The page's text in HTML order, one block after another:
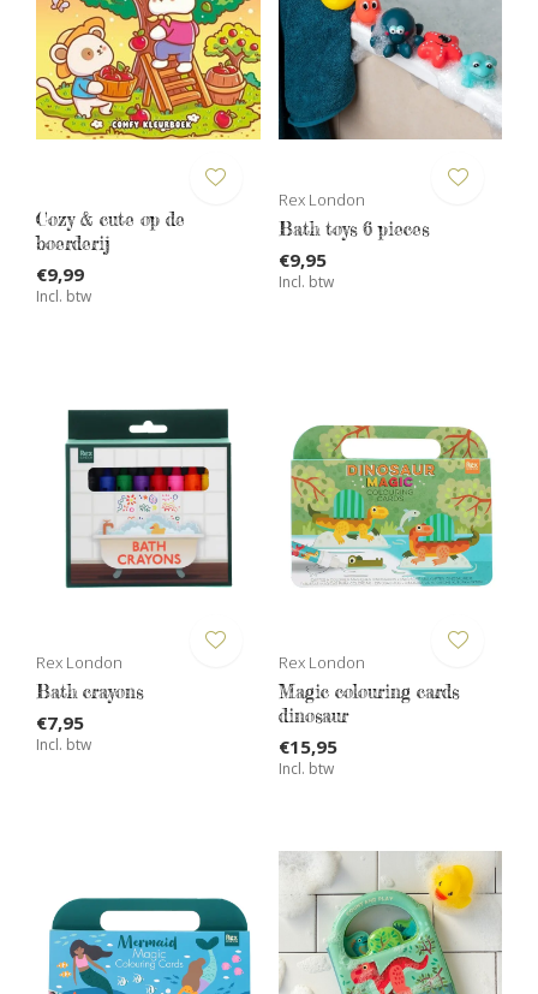
Cozy & cute op de
boerderij
€9,99
Incl. btw
Rex London
Bath toys 6 pieces
€9,95
Incl. btw
Rex London
Bath crayons
€7,95
Incl. btw
Rex London
Magic colouring cards
dinosaur
€15,95
Incl. btw